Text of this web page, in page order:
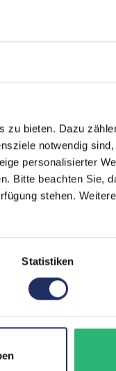
zu bieten. Dazu
notwendig
personalisierter
Bitte beachten Sie,
stehen.
Statistiken
Ja